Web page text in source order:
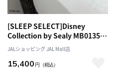
[SLEEP SELECT]Disney
Collection by Sealy MB0135
Box Sheets（ボックスシー
ツ）〔セミダブル〕 ホワイト
JALショッピング JAL Mall店
15,400 円 （税込）